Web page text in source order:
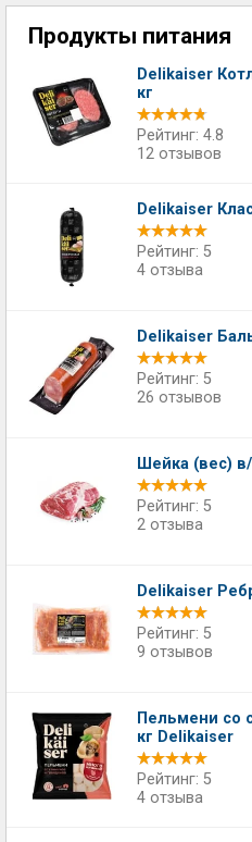
Продукты питания
Delikaiser
кг
Рейтинг: 4.8
12 отзывов
Delikaiser
Рейтинг: 5
4 отзыва
Delikaiser
Рейтинг: 5
26 отзывов
Шейка (вес)
Рейтинг: 5
2 отзыва
Delikaiser
Рейтинг: 5
9 отзывов
Пельмени со
кг Delikaiser
Рейтинг: 5
4 отзыва